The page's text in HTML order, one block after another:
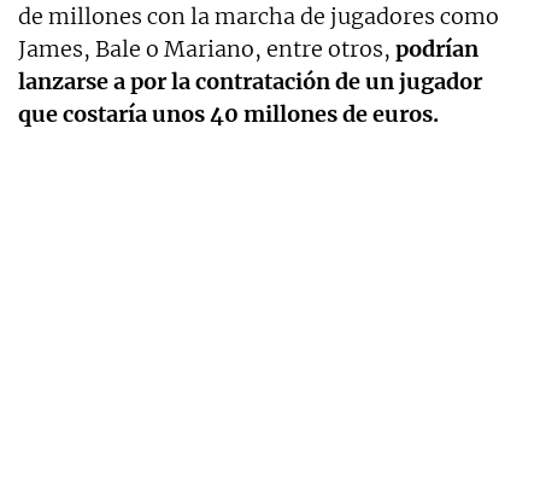
de millones con la marcha de jugadores como
James, Bale o Mariano, entre otros, podrían
lanzarse a por la contratación de un jugador
que costaría unos 40 millones de euros.